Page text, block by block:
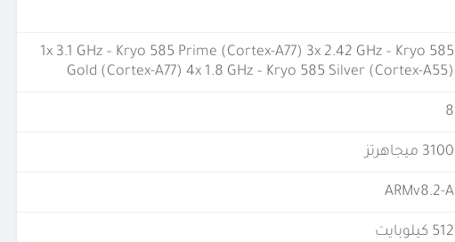
1x 3.1 GHz – Kryo 585 Prime (Cortex-A77) 3x 2.42 GHz – Kryo 585
Gold (Cortex-A77) 4x 1.8 GHz – Kryo 585 Silver (Cortex-A55)
8
3100 ميجاهرتز
ARMv8.2-A
512 كيلوبايت